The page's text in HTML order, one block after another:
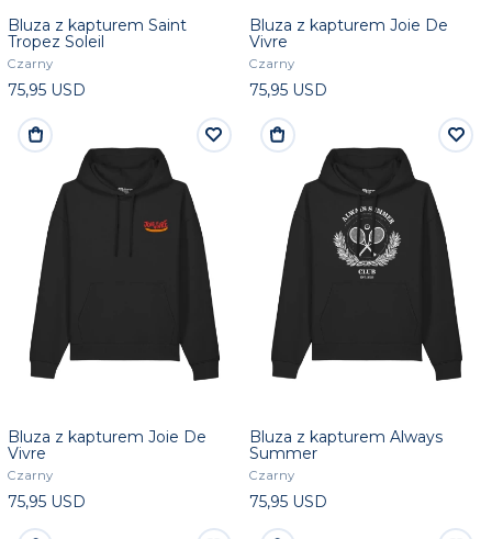
Bluza z kapturem Saint
Tropez Soleil
Czarny
75,95 USD
Bluza z kapturem Joie De
Vivre
Czarny
75,95 USD
Bluza z kapturem Joie De
Vivre
Czarny
75,95 USD
Bluza z kapturem Always
Summer
Czarny
75,95 USD